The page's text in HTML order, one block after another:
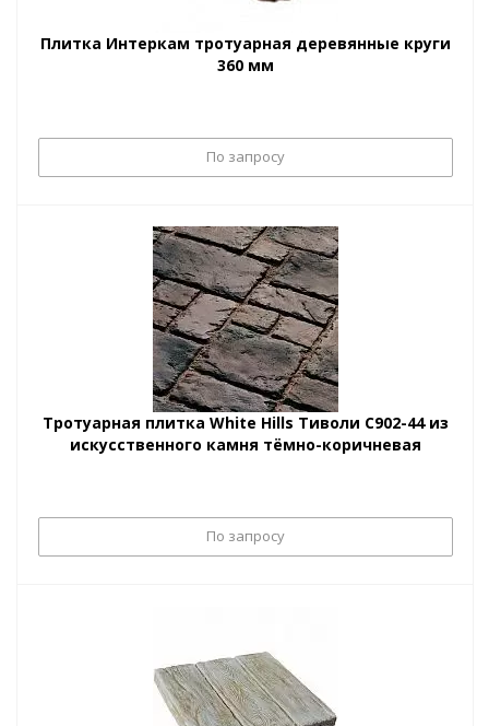
Плитка Интеркам тротуарная деревянные круги
360 мм
По запросу
Тротуарная плитка White Hills Тиволи С902-44 из
искусственного камня тёмно-коричневая
По запросу